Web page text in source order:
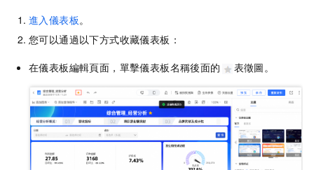
進入儀表板 。
您可以通過以下方式收藏儀表板：
在儀表板編輯頁面，單擊儀表板名稱後面的
表徵圖。